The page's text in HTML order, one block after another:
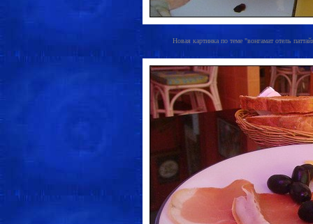
Новая картинка по теме "вонгамат отель